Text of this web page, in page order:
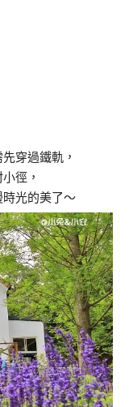
穿過鐵軌，
徑，
光的美了～